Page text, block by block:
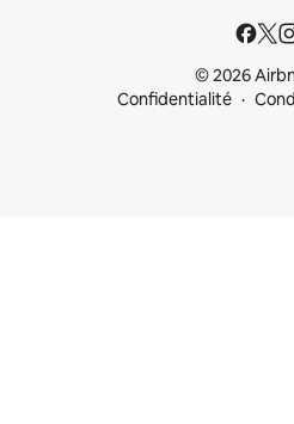
© 2026
Confidentialité